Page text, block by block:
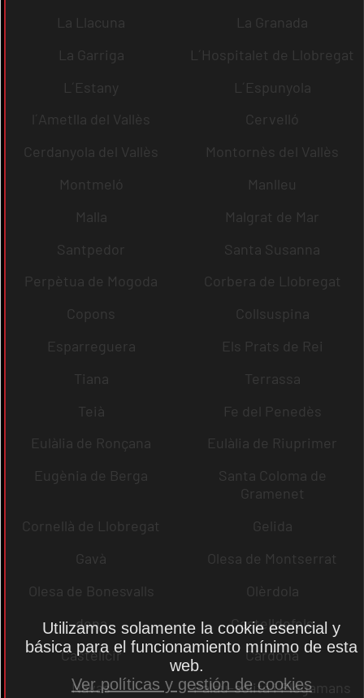
La Llacuna
La Granada
La Garriga
L´Hospitalet de Llobregat
L´Estany
L´Espunyola
l´Ametlla del Vallès
Cervelló
Cerdanyola del Vallès
Montornès del Vallès
Montmeló
Manlleu
Malla
Malgrat de Mar
Santpedor
Santa Susanna
Perpètua de Mogoda
Corbera de Llobregat
Copons
Collsuspina
Esparreguera
Els Prats de Rei
Tiana
Terrassa
Teià
Fe del Penedès
Eulàlia de Ronçana
Eulàlia de Riuprimer
Eugènia de Berga
Santa Coloma de
Gramenet
Cornellà de Llobregat
Gelida
Gavà
Olesa de Montserrat
Olesa de Bonesvalls
Olèrdola
dena
Castelldefels
Castellcir
Cardona
Navas
Palau-solità i Plegamans
Utilizamos solamente la cookie esencial y
básica para el funcionamiento mínimo de esta
web.
Ver políticas y gestión de cookies